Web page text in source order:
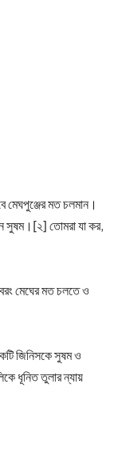
মেঘপুঞ্জের মত চলমান।
সুষম।[২] তোমরা যা কর,
মেঘের মত চলতে ও
জিনিসকে সুষম ও
ধূনিত তুলার ন্যায়